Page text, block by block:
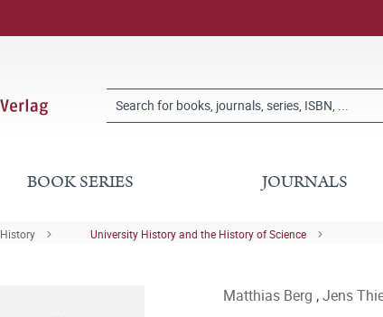
BOOK SERIES JOURNALS
History University History and the History of Science
Matthias Berg ,Jens